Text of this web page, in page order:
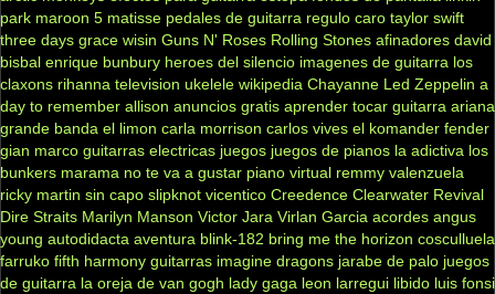
park maroon 5 matisse pedales de guitarra regulo caro taylor swift
three days grace wisin Guns N' Roses Rolling Stones afinadores david
bisbal enrique bunbury heroes del silencio imagenes de guitarra los
claxons rihanna television ukelele wikipedia Chayanne Led Zeppelin a
day to remember allison anuncios gratis aprender tocar guitarra ariana
grande banda el limon carla morrison carlos vives el komander fender
gian marco guitarras electricas juegos juegos de pianos la adictiva los
bunkers marama no te va a gustar piano virtual remmy valenzuela
ricky martin sin capo slipknot vicentico Creedence Clearwater Revival
Dire Straits Marilyn Manson Victor Jara Virlan Garcia acordes angus
young autodidacta aventura blink-182 bring me the horizon cosculluela
farruko fifth harmony guitarras imagine dragons jarabe de palo juegos
de guitarra la oreja de van gogh lady gaga leon larregui libido luis fonsi